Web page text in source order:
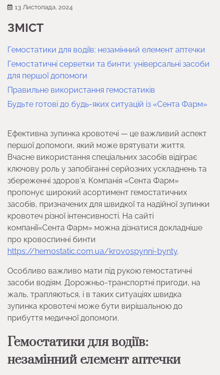
13 Листопада, 2024
ЗМІСТ
Гемостатики для водіїв: незамінний елемент аптечки
Гемостатичні серветки та бинти: універсальні засоби
для першої допомоги
Правильне використання гемостатиків
Будьте готові до будь-яких ситуацій із «Сента Фарм»
Ефективна зупинка кровотечі — це важливий аспект
першої допомоги, який може врятувати життя.
Вчасне використання спеціальних засобів відіграє
ключову роль у запобіганні серйозних ускладнень та
збереженні здоров’я. Компанія «Сента Фарм»
пропонує широкий асортимент гемостатичних
засобів, призначених для швидкої та надійної зупинки
кровотеч різної інтенсивності. На сайті
компанії«Сента Фарм» можна дізнатися докладніше
про кровоспинні бинти
https://hemostatic.com.ua/krovospynni-bynty.
Особливо важливо мати під рукою гемостатичні
засоби водіям. Дорожньо-транспортні пригоди, на
жаль, трапляються, і в таких ситуаціях швидка
зупинка кровотечі може бути вирішальною до
прибуття медичної допомоги.
Гемостатики для водіїв:
незамінний елемент аптечки